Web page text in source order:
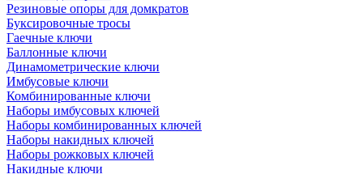
Резиновые опоры для домкратов
Буксировочные тросы
Гаечные ключи
Баллонные ключи
Динамометрические ключи
Имбусовые ключи
Комбинированные ключи
Наборы имбусовых ключей
Наборы комбинированных ключей
Наборы накидных ключей
Наборы рожковых ключей
Накидные ключи